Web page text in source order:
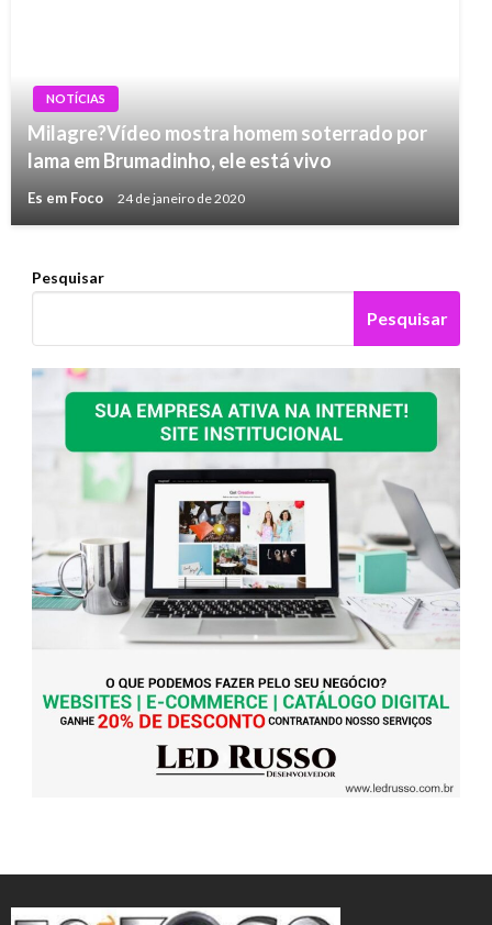
NOTÍCIAS
Milagre?Vídeo mostra homem soterrado por
lama em Brumadinho, ele está vivo
Es em Foco 24 de janeiro de 2020
Pesquisar
Pesquisar